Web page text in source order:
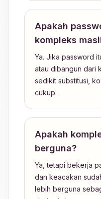
Apakah
kompleks
Ya. Jika password
atau dibangun dari
sedikit substitusi,
cukup.
Apakah
berguna?
Ya, tetapi bekerja
dan keacakan
lebih berguna